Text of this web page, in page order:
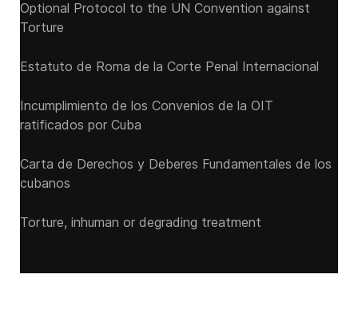
Optional Protocol to the UN Convention against
Torture
Estatuto de Roma de la Corte Penal Internacional
Incumplimiento de los Convenios de la OIT
ratificados por Cuba
Carta de Derechos y Deberes Fundamentales de los
cubanos
Torture, inhuman or degrading treatment